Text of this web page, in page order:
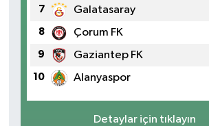
7 Galatasaray
8 Çorum FK
9 Gaziantep FK
10 Alanyaspor
Detaylar için tıklayın